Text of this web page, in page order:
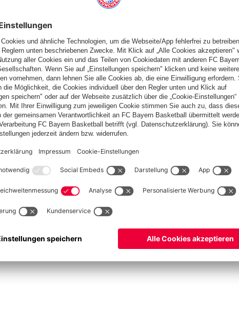
der
mit
Testspiel
vs.
Bamberg
Miles &
2028:
US-
Forward
Norris
zu den
Bayern
Norris!
PARTNER
Teams
Profis
ProB
FC Bayern München Basketball GmbH
Barrierefreiheit Kinder- und Jugendschutz